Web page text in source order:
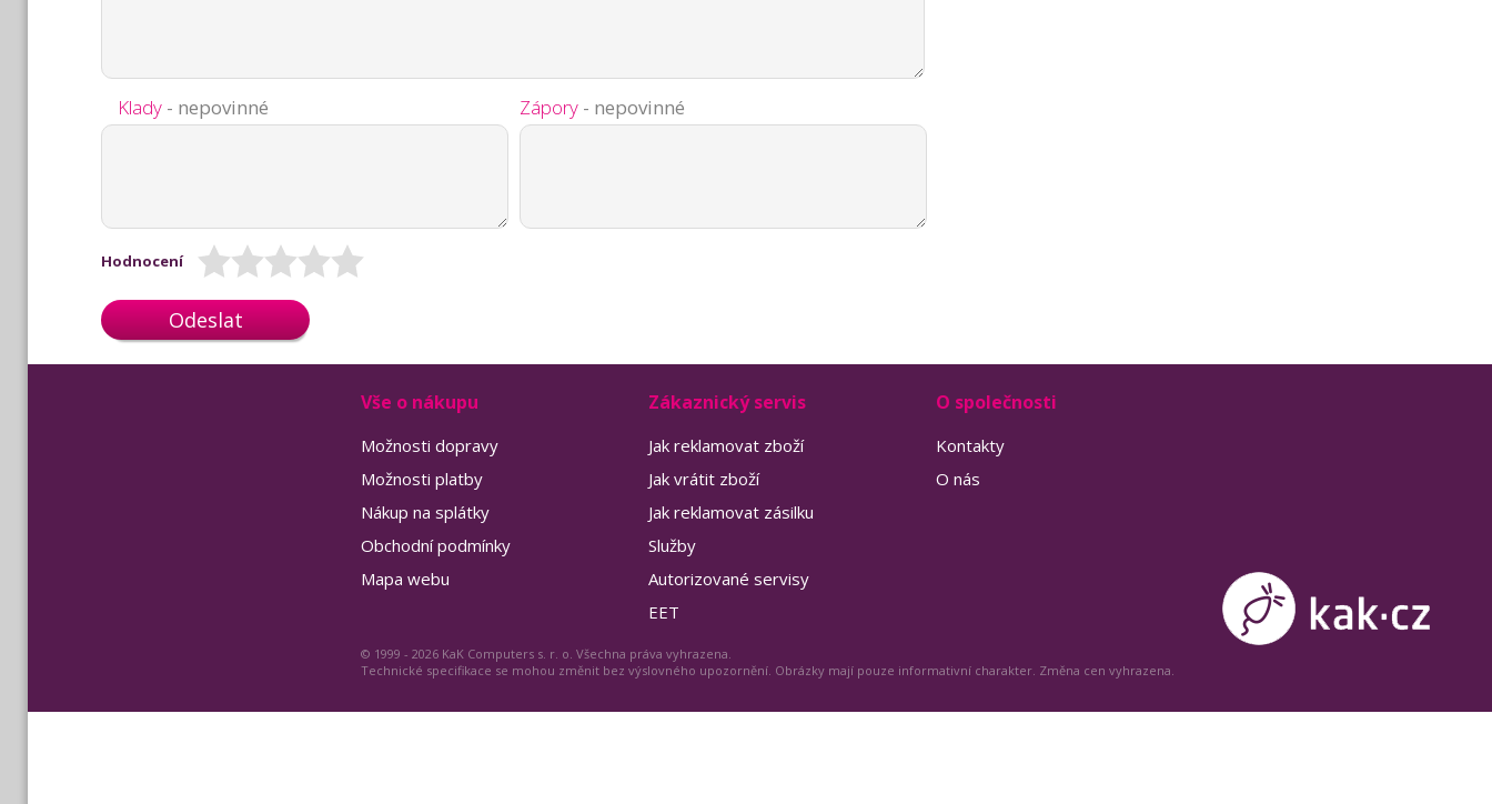
Klady - nepovinné Zápory - nepovinné
Hodnocení
Odeslat
Vše o nákupu
Možnosti dopravy
Možnosti platby
Nákup na splátky
Obchodní podmínky
Mapa webu
Zákaznický servis
Jak reklamovat zboží
Jak vrátit zboží
Jak reklamovat zásilku
Služby
Autorizované servisy
EET
O společnosti
Kontakty
O nás
© 1999 - 2026 KaK Computers s. r. o. Všechna práva vyhrazena.
Technické specifikace se mohou změnit bez výslovného upozornění. Obrázky mají pouze informativní charakter. Změna cen vyhrazena.